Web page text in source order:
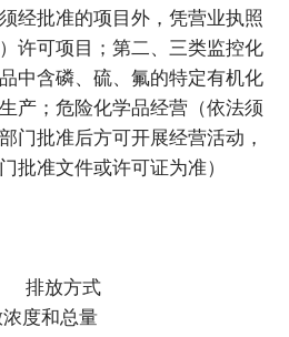
经批准的项目外，凭营业执照
许可项目；第二、三类监控化
中含磷、硫、氟的特定有机化
产；危险化学品经营（依法须
门批准后方可开展经营活动，
批准文件或许可证为准）
称 排放方式
和总量